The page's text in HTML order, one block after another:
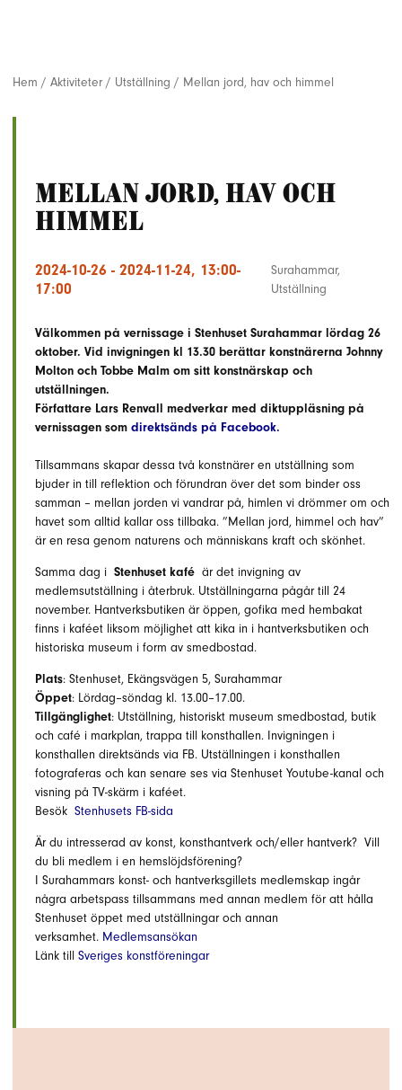
Hem / Aktiviteter / Utställning / Mellan jord, hav och himmel
Mellan jord, hav och
himmel
2024-10-26 - 2024-11-24, 13:00-
17:00
Surahammar,
Utställning
Välkommen på vernissage i Stenhuset Surahammar lördag 26
oktober. Vid invigningen kl 13.30 berättar konstnärerna Johnny
Molton och Tobbe Malm om sitt konstnärskap och
utställningen.
Författare Lars Renvall medverkar med diktuppläsning på
vernissagen som direktsänds på Facebook.
Tillsammans skapar dessa två konstnärer en utställning som
bjuder in till reflektion och förundran över det som binder oss
samman – mellan jorden vi vandrar på, himlen vi drömmer om och
havet som alltid kallar oss tillbaka. ”Mellan jord, himmel och hav”
är en resa genom naturens och människans kraft och skönhet.
Samma dag i Stenhuset kafé är det invigning av
medlemsutställning i återbruk. Utställningarna pågår till 24
november. Hantverksbutiken är öppen, gofika med hembakat
finns i kaféet liksom möjlighet att kika in i hantverksbutiken och
historiska museum i form av smedbostad.
Plats: Stenhuset, Ekängsvägen 5, Surahammar
Öppet: Lördag–söndag kl. 13.00–17.00.
Tillgänglighet: Utställning, historiskt museum smedbostad, butik
och café i markplan, trappa till konsthallen. Invigningen i
konsthallen direktsänds via FB. Utställningen i konsthallen
fotograferas och kan senare ses via Stenhuset Youtube-kanal och
visning på TV-skärm i kaféet.
Besök Stenhusets FB-sida
Är du intresserad av konst, konsthantverk och/eller hantverk? Vill
du bli medlem i en hemslöjdsförening?
I Surahammars konst- och hantverksgillets medlemskap ingår
några arbetspass tillsammans med annan medlem för att hålla
Stenhuset öppet med utställningar och annan
verksamhet. Medlemsansökan
Länk till Sveriges konstföreningar